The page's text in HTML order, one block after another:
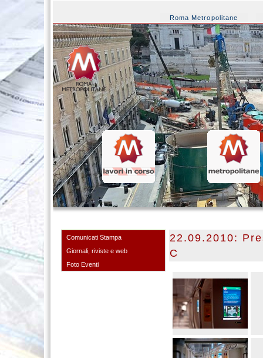
Roma Metropolitane
Comunicati Stampa
Giornali, riviste e web
Foto Eventi
22.09.2010:
C